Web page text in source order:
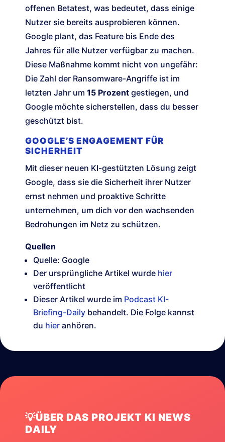
offenen Betatest, was bedeutet, dass einige
Nutzer sie bereits ausprobieren können.
Google plant, das Feature bis Ende des
Jahres für alle Nutzer verfügbar zu machen.
Diese Maßnahme kommt nicht von ungefähr:
Die Zahl der Ransomware-Angriffe ist im
letzten Jahr um 15 Prozent gestiegen, und
Google möchte sicherstellen, dass du besser
geschützt bist.
GOOGLE’S ENGAGEMENT FÜR
SICHERHEIT
Mit dieser neuen KI-gestützten Lösung zeigt
Google, dass sie die Sicherheit ihrer Nutzer
ernst nehmen und proaktive Schritte
unternehmen, um dich vor den wachsenden
Bedrohungen im Netz zu schützen.
Quellen
Quelle: Google
Der ursprüngliche Artikel wurde hier
veröffentlicht
Dieser Artikel wurde im Podcast KI-
Briefing-Daily behandelt. Die Folge kannst
du hier anhören.
💡ÜBER DAS PROJEKT KI NEWS
DAILY